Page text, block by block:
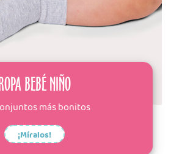
BEBÉ NIÑO
más bonitos
¡Míralos!